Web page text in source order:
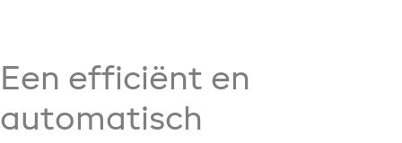
Een efficiënt en
automatisch